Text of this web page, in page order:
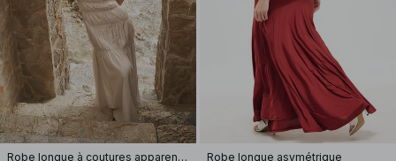
Robe longue à coutures apparentes
Robe longue asymétrique